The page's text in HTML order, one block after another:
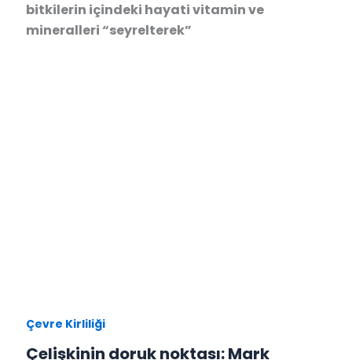
bitkilerin içindeki hayati vitamin ve
mineralleri “seyrelterek”
Çevre Kirliliği
Çelişkinin doruk noktası: Mark